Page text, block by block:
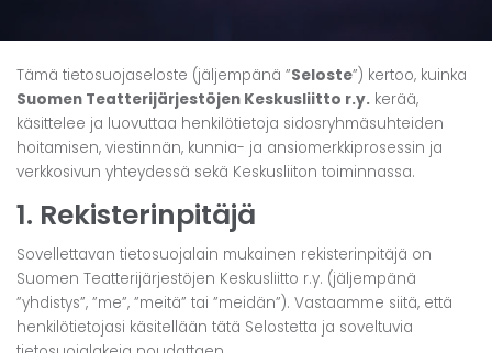
Tämä tietosuojaseloste (jäljempänä ”Seloste”) kertoo, kuinka
Suomen Teatterijärjestöjen Keskusliitto r.y. kerää,
käsittelee ja luovuttaa henkilötietoja sidosryhmäsuhteiden
hoitamisen, viestinnän, kunnia- ja ansiomerkkiprosessin ja
verkkosivun yhteydessä sekä Keskusliiton toiminnassa.
1. Rekisterinpitäjä
Sovellettavan tietosuojalain mukainen rekisterinpitäjä on
Suomen Teatterijärjestöjen Keskusliitto r.y. (jäljempänä
”yhdistys”, ”me”, ”meitä” tai ”meidän”). Vastaamme siitä, että
henkilötietojasi käsitellään tätä Selostetta ja soveltuvia